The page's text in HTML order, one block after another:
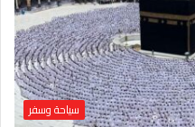
سياحة وسفر